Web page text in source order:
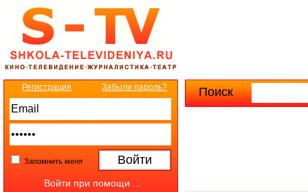
Поиск
Регистрация Забыли пароль?
Запомнить меня
Войти при помощи ...